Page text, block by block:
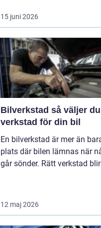
15 juni 2026
Bilverkstad så väljer du rätt
verkstad för din bil
En bilverkstad är mer än
plats där bilen lämnas när
går sönder. Rätt verkstad
12 maj 2026